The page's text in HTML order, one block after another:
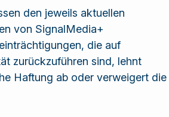
den jeweils aktuellen
von SignalMedia+
die auf
zurückzuführen sind, lehnt
Haftung ab oder verweigert die